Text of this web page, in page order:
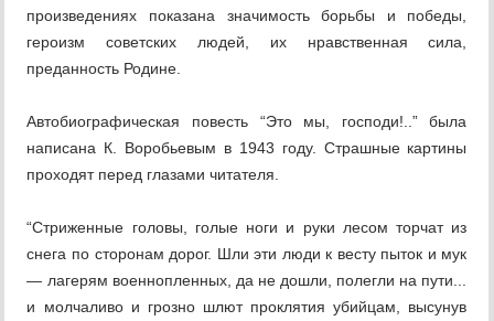
произведениях показана значимость борьбы и победы,
героизм советских людей, их нравственная сила,
преданность Родине.
Автобиографическая повесть “Это мы, господи!..” была
написана К. Воробьевым в 1943 году. Страшные картины
проходят перед глазами читателя.
“Стриженные головы, голые ноги и руки лесом торчат из
снега по сторонам дорог. Шли эти люди к весту пыток и мук
— лагерям военнопленных, да не дошли, полегли на пути...
и молчаливо и грозно шлют проклятия убийцам, высунув